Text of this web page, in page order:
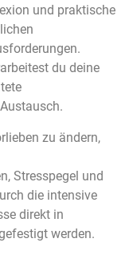
und praktische
du deine
zu ändern,
Stresspegel und
die intensive
direkt in
werden.